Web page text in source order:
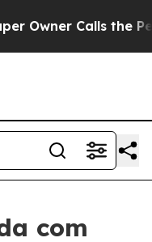
Owner Calls the
com